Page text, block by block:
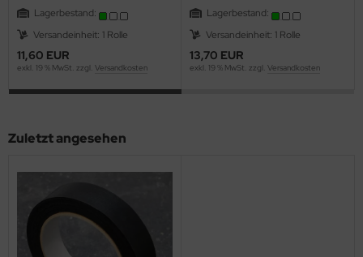
Lagerbestand:
Versandeinheit: 1 Rolle
11,60 EUR
exkl. 19 % MwSt. zzgl. Versandkosten
Lagerbestand:
Versandeinheit: 1 Rolle
13,70 EUR
exkl. 19 % MwSt. zzgl. Versandkosten
Zuletzt angesehen